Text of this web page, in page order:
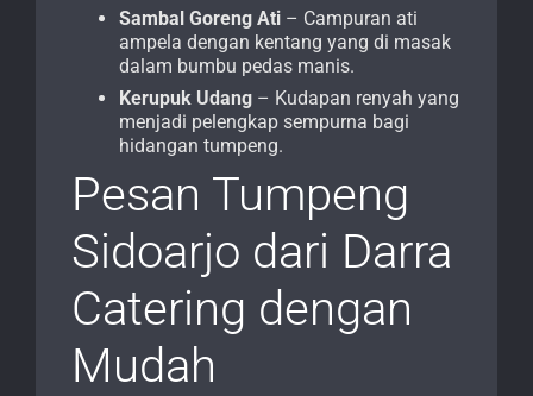
Sambal Goreng Ati – Campuran ati
ampela dengan kentang yang di masak
dalam bumbu pedas manis.
Kerupuk Udang – Kudapan renyah yang
menjadi pelengkap sempurna bagi
hidangan tumpeng.
Pesan Tumpeng
Sidoarjo dari Darra
Catering dengan
Mudah